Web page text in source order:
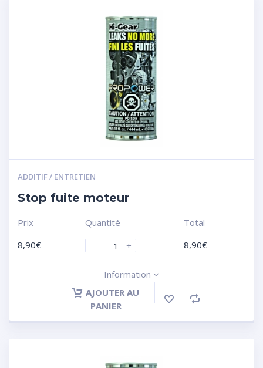
ADDITIF / ENTRETIEN
Stop fuite moteur
Prix
8,90€
Quantité
-
+
Total
8,90€
Information
AJOUTER AU
PANIER